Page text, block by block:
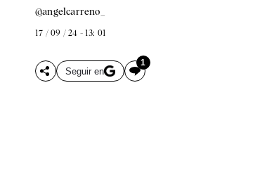
@angelcarreno_
17 / 09 / 24 - 13: 01
Seguir en
1